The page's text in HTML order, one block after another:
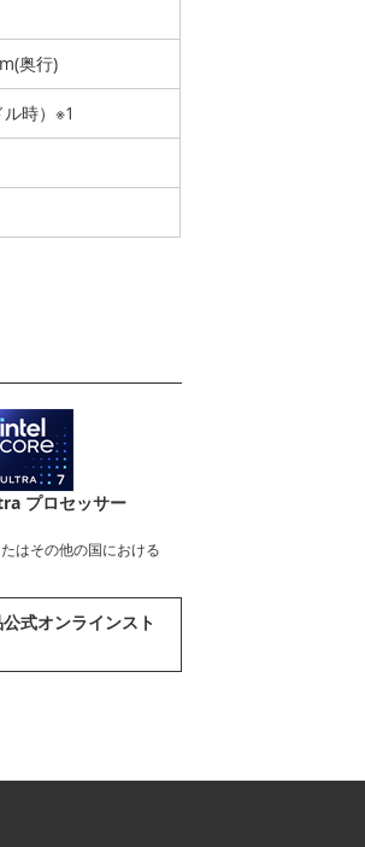
奥行)
時）※1
プロセッサー
はその他の国における
式オンラインスト